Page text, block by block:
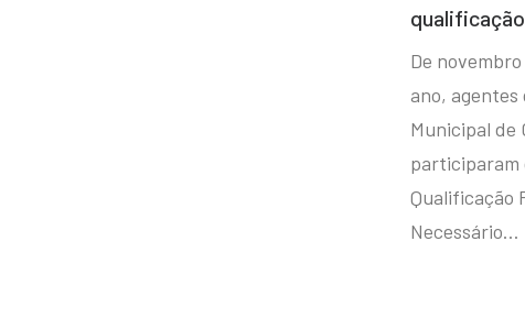
De
ano, agentes
Municipal de
participaram
Qualificação
Necessário…